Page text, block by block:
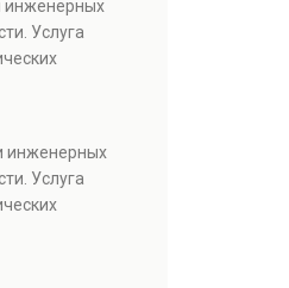
инженерных
Услуга
инженерных
Услуга